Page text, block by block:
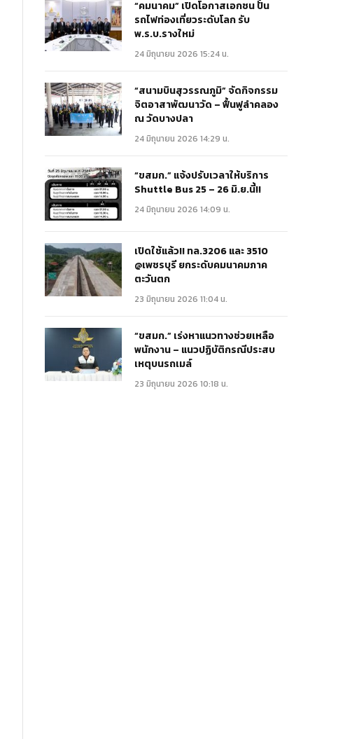
“คมนาคม” เปิดโอกาสเอกชน ปั้น
รถไฟท่องเที่ยวระดับโลก รับ
พ.ร.บ.รางใหม่
24 มิถุนายน 2026 15:24 น.
“สนามบินสุวรรณภูมิ” จัดกิจกรรม
จิตอาสาพัฒนาวัด – ฟื้นฟูลำคลอง
ณ วัดบางปลา
24 มิถุนายน 2026 14:29 น.
“ขสมก.” แจ้งปรับเวลาให้บริการ
Shuttle Bus 25 – 26 มิ.ย.นี้!!
24 มิถุนายน 2026 14:09 น.
เปิดใช้แล้ว!! ทล.3206 และ 3510
@เพชรบุรี ยกระดับคมนาคมภาค
ตะวันตก
23 มิถุนายน 2026 11:04 น.
“ขสมก.” เร่งหาแนวทางช่วยเหลือ
พนักงาน – แนวปฏิบัติกรณีประสบ
เหตุบนรถเมล์
23 มิถุนายน 2026 10:18 น.